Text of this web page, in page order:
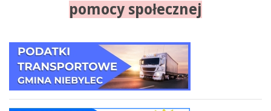
pomocy społecznej